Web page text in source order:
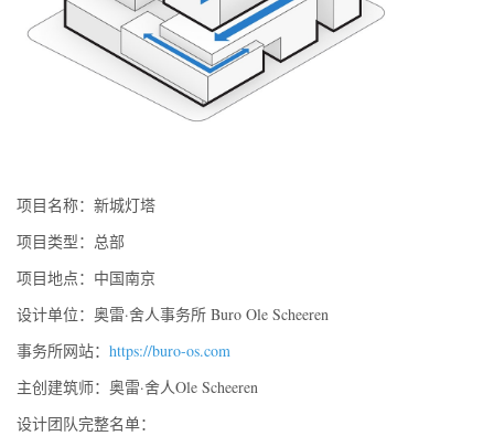
项目名称：新城灯塔
项目类型：总部
项目地点：中国南京
设计单位：奥雷·舍人事务所 Buro Ole Scheeren
事务所网站： https://buro-os.com
主创建筑师：奥雷·舍人Ole Scheeren
设计团队完整名单：